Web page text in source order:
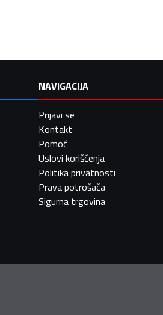
NAVIGACIJA
Prijavi se
Kontakt
Pomoć
Uslovi korišćenja
Politika privatnosti
Prava potrošača
Sigurna trgovina